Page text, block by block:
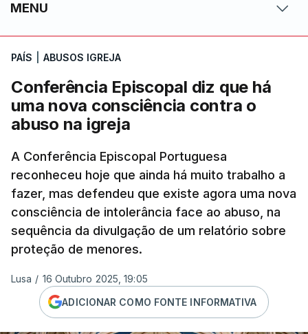
MENU
PAÍS ABUSOS IGREJA
Conferência Episcopal diz que há
uma nova consciência contra o
abuso na igreja
A Conferência Episcopal Portuguesa
reconheceu hoje que ainda há muito trabalho a
fazer, mas defendeu que existe agora uma nova
consciência de intolerância face ao abuso, na
sequência da divulgação de um relatório sobre
proteção de menores.
Lusa / 16 Outubro 2025, 19:05
ADICIONAR COMO FONTE INFORMATIVA